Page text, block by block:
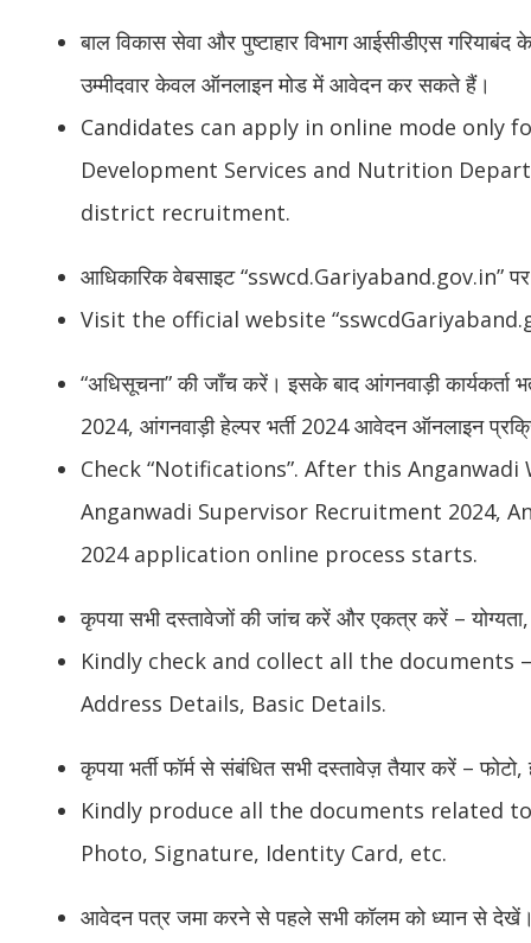
बाल विकास सेवा और पुष्टाहार विभाग आईसीडीएस गरियाबंद
उम्मीदवार केवल ऑनलाइन मोड में आवेदन कर सकते हैं।
Candidates can apply in online mode only
Development Services and Nutrition
district recruitment.
आधिकारिक वेबसाइट “sswcd.Gariyaband.gov.in”
Visit the official website
“अधिसूचना” की जाँच करें। इसके बाद आंगनवाड़ी कार्यकर्ता
2024, आंगनवाड़ी हेल्पर भर्ती 2024 आवेदन ऑनलाइन
Check “Notifications”. After this
Anganwadi Supervisor Recruitment 2024,
2024 application online process starts.
कृपया सभी दस्तावेजों की जांच करें और एकत्र करें –
Kindly check and collect all the documents
Address Details, Basic Details.
कृपया भर्ती फॉर्म से संबंधित सभी दस्तावेज़ तैयार करें –
Kindly produce all the documents related
Photo, Signature, Identity Card, etc.
आवेदन पत्र जमा करने से पहले सभी कॉलम को ध्यान से